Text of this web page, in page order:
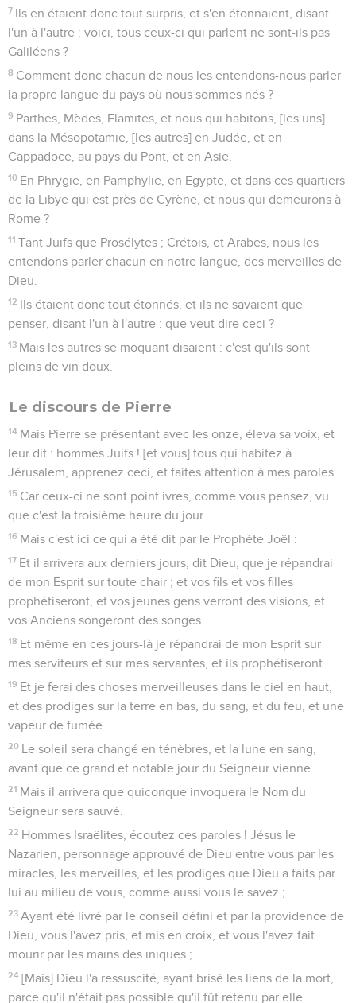
7 Ils en étaient donc tout surpris, et s'en étonnaient, disant
l'un à l'autre : voici, tous ceux-ci qui parlent ne sont-ils pas
Galiléens ?
8 Comment donc chacun de nous les entendons-nous parler
la propre langue du pays où nous sommes nés ?
9 Parthes, Mèdes, Elamites, et nous qui habitons, [les uns]
dans la Mésopotamie, [les autres] en Judée, et en
Cappadoce, au pays du Pont, et en Asie,
10 En Phrygie, en Pamphylie, en Egypte, et dans ces quartiers
de la Libye qui est près de Cyrène, et nous qui demeurons à
Rome ?
11 Tant Juifs que Prosélytes ; Crétois, et Arabes, nous les
entendons parler chacun en notre langue, des merveilles de
Dieu.
12 Ils étaient donc tout étonnés, et ils ne savaient que
penser, disant l'un à l'autre : que veut dire ceci ?
13 Mais les autres se moquant disaient : c'est qu'ils sont
pleins de vin doux.
Le discours de Pierre
14 Mais Pierre se présentant avec les onze, éleva sa voix, et
leur dit : hommes Juifs ! [et vous] tous qui habitez à
Jérusalem, apprenez ceci, et faites attention à mes paroles.
15 Car ceux-ci ne sont point ivres, comme vous pensez, vu
que c'est la troisième heure du jour.
16 Mais c'est ici ce qui a été dit par le Prophète Joël :
17 Et il arrivera aux derniers jours, dit Dieu, que je répandrai
de mon Esprit sur toute chair ; et vos fils et vos filles
prophétiseront, et vos jeunes gens verront des visions, et
vos Anciens songeront des songes.
18 Et même en ces jours-là je répandrai de mon Esprit sur
mes serviteurs et sur mes servantes, et ils prophétiseront.
19 Et je ferai des choses merveilleuses dans le ciel en haut,
et des prodiges sur la terre en bas, du sang, et du feu, et une
vapeur de fumée.
20 Le soleil sera changé en ténèbres, et la lune en sang,
avant que ce grand et notable jour du Seigneur vienne.
21 Mais il arrivera que quiconque invoquera le Nom du
Seigneur sera sauvé.
22 Hommes Israëlites, écoutez ces paroles ! Jésus le
Nazarien, personnage approuvé de Dieu entre vous par les
miracles, les merveilles, et les prodiges que Dieu a faits par
lui au milieu de vous, comme aussi vous le savez ;
23 Ayant été livré par le conseil défini et par la providence de
Dieu, vous l'avez pris, et mis en croix, et vous l'avez fait
mourir par les mains des iniques ;
24 [Mais] Dieu l'a ressuscité, ayant brisé les liens de la mort,
parce qu'il n'était pas possible qu'il fût retenu par elle.